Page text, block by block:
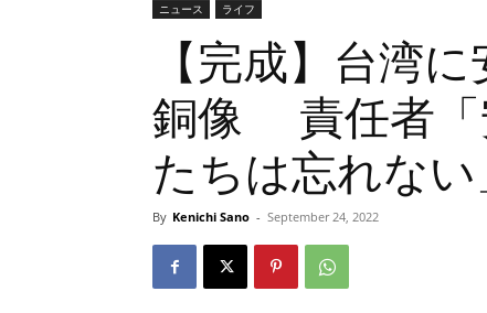
ニュース ライフ
【完成】台湾
銅像 責任者「
たちは忘れない
By Kenichi Sano - September 24, 2022